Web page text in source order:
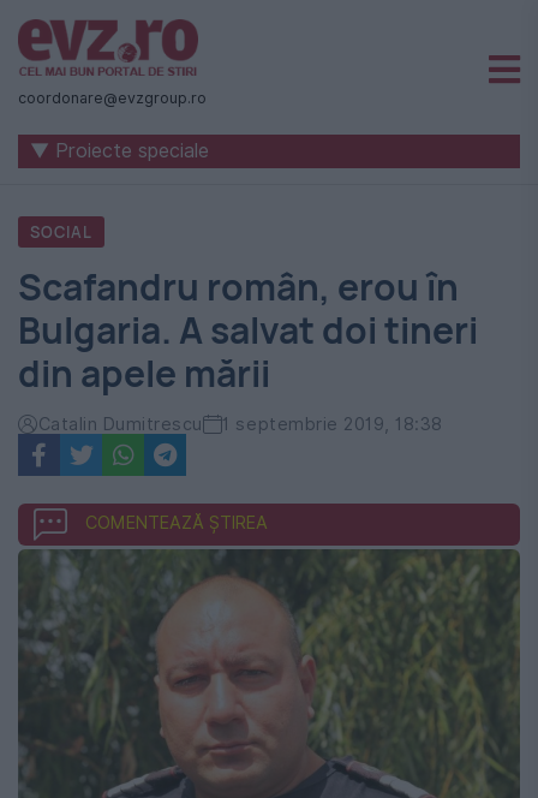
Știri
naționale
internaționale
România
-
Evenimentul
Zilei
coordonare@evzgroup.ro
▼ Proiecte speciale
SOCIAL
Scafandru român, erou în
Bulgaria. A salvat doi tineri
din apele mării
Catalin Dumitrescu 1 septembrie 2019, 18:38
COMENTEAZĂ ȘTIREA